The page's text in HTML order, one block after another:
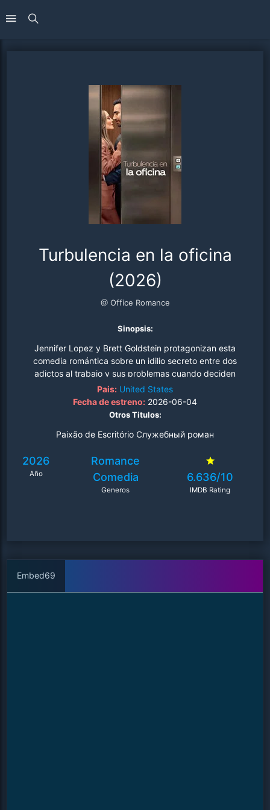
Turbulencia en la oficina
(2026)
@ Office Romance
Sinopsis:
Jennifer Lopez y Brett Goldstein protagonizan esta
comedia romántica sobre un idilio secreto entre dos
adictos al trabajo y sus problemas cuando deciden
escuchar al corazón..
Pais: United States
Fecha de estreno: 2026-06-04
Otros Titulos:
Paixão de Escritório Служебный роман
2026
Año
Romance
Comedia
Generos
6.636/10
IMDB Rating
Embed69